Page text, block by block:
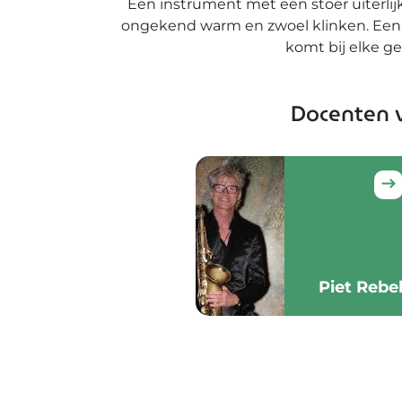
Een instrument met een stoer
ongekend warm en zwoel klinken.
komt bij elke
Docenten
Piet Rebel